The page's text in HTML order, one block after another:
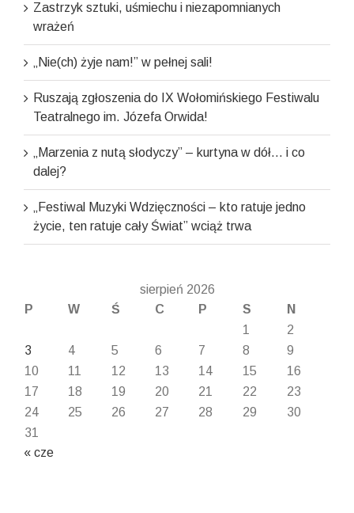
Zastrzyk sztuki, uśmiechu i niezapomnianych
wrażeń
„Nie(ch) żyje nam!” w pełnej sali!
Ruszają zgłoszenia do IX Wołomińskiego Festiwalu
Teatralnego im. Józefa Orwida!
„Marzenia z nutą słodyczy” – kurtyna w dół… i co
dalej?
„Festiwal Muzyki Wdzięczności – kto ratuje jedno
życie, ten ratuje cały Świat” wciąż trwa
sierpień 2026
P
W Ś C P S
N
1
2
3
4 5 6 7 8
9
10
11 12 13 14 15
16
17
18 19 20 21 22
23
24
25 26 27 28 29
30
31
« cze